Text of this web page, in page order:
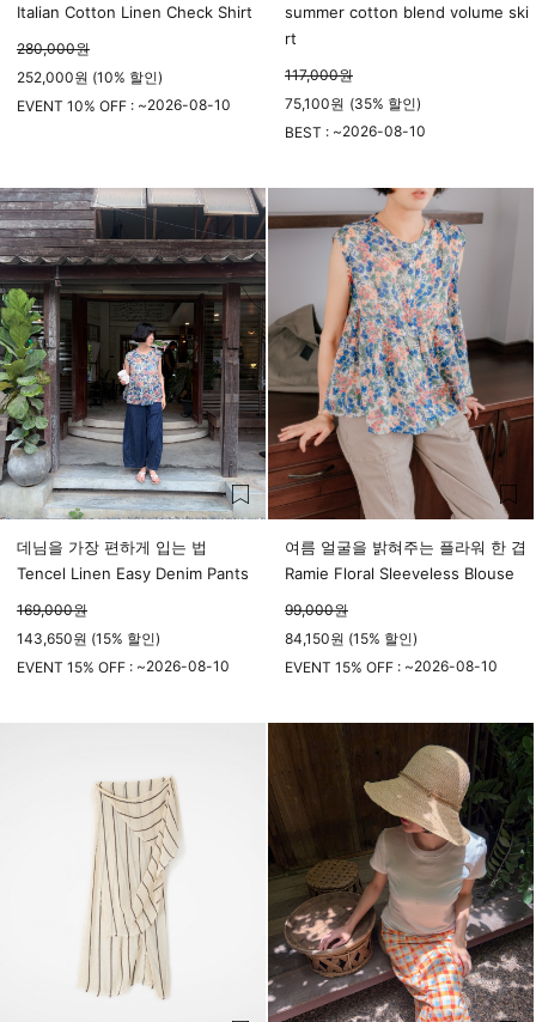
Italian Cotton Linen Check Shirt
280,000원
252,000원 (10% 할인)
EVENT 10% OFF : ~2026-08-10
summer cotton blend volume ski
rt
117,000원
75,100원 (35% 할인)
BEST : ~2026-08-10
데님을 가장 편하게 입는 법
Tencel Linen Easy Denim Pants
169,000원
143,650원 (15% 할인)
EVENT 15% OFF : ~2026-08-10
여름 얼굴을 밝혀주는 플라워 한 겹
Ramie Floral Sleeveless Blouse
99,000원
84,150원 (15% 할인)
EVENT 15% OFF : ~2026-08-10